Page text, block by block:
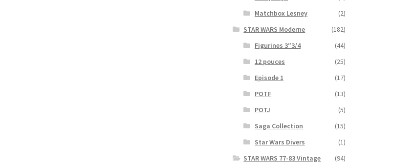
Matchbox Lesney
(2)
STAR WARS Moderne
(182)
Figurines 3″3/4
(44)
12 pouces
(25)
Episode 1
(17)
POTF
(13)
POTJ
(5)
Saga Collection
(15)
Star Wars Divers
(1)
STAR WARS 77-83 Vintage
(94)